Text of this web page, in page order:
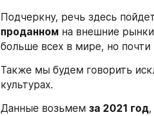
Подчеркну, речь здесь
проданном на внешние
больше всех в мире, но почти
Также мы будем говорить
культурах.
Данные возьмем за 2021 год